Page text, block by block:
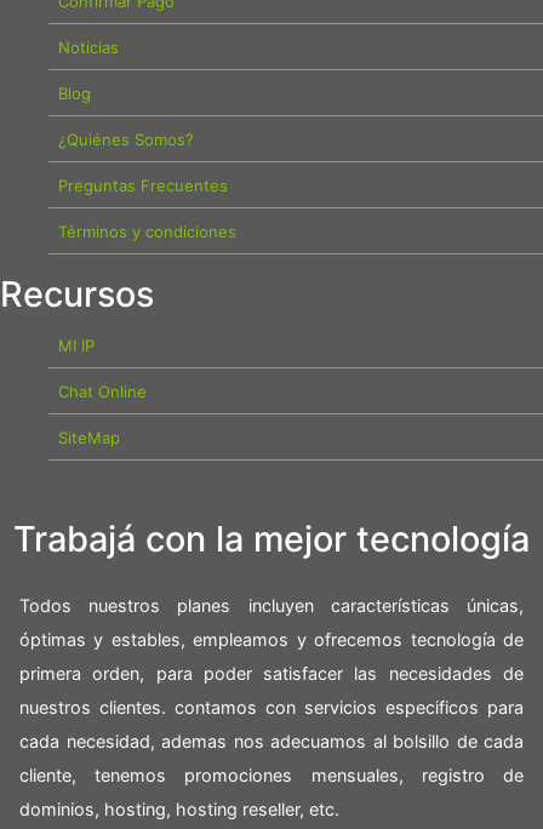
Noticias
Blog
¿Quiénes Somos?
Preguntas Frecuentes
Términos y condiciones
Recursos
MI IP
Chat Online
SiteMap
Trabajá con la mejor tecnología
Todos nuestros planes incluyen características únicas,
óptimas y estables, empleamos y ofrecemos tecnología de
primera orden, para poder satisfacer las necesidades de
nuestros clientes. contamos con servicios especificos para
cada necesidad, ademas nos adecuamos al bolsillo de cada
cliente, tenemos promociones mensuales, registro de
dominios, hosting, hosting reseller, etc.